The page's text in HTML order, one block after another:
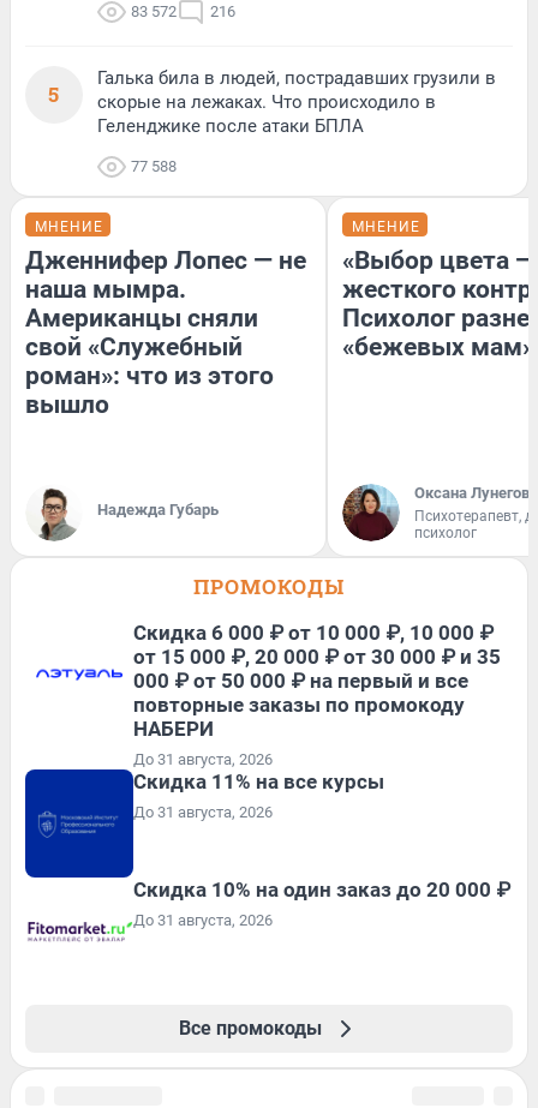
83 572 216
5
Галька била в людей, пострадавших грузили в
скорые на лежаках. Что происходило в
Геленджике после атаки БПЛА
77 588
МНЕНИЕ
Дженнифер Лопес — не
наша мымра.
Американцы сняли
свой «Служебный
роман»: что из этого
вышло
Надежда Губарь
МНЕНИЕ
«Выбор цвета —
жесткого
Психолог
«бежевых мам»
Оксана Лунегова
Психотерапевт,
психолог
ПРОМОКОДЫ
Скидка 6 000 ₽ от 10 000 ₽, 10 000 ₽
от 15 000 ₽, 20 000 ₽ от 30 000 ₽ и 35
000 ₽ от 50 000 ₽ на первый и все
повторные заказы по промокоду
НАБЕРИ
До 31 августа, 2026
Скидка 11% на все курсы
До 31 августа, 2026
Скидка 10% на один заказ до 20 000 ₽
До 31 августа, 2026
Все промокоды